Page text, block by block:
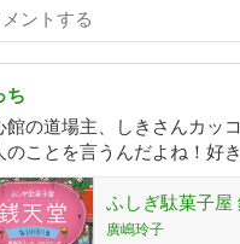
ち
館の道場主、しきさんカッ
のことを言うんだよね！好
ふしぎ駄菓子
廣嶋玲子